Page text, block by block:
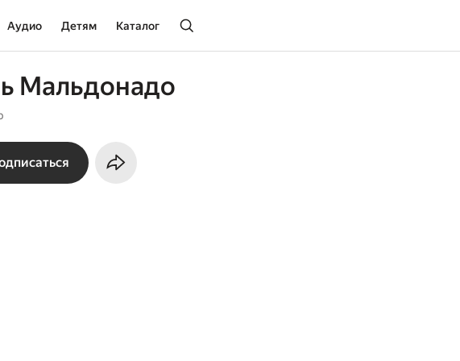
Аудио Детям Каталог
Мальдонадо